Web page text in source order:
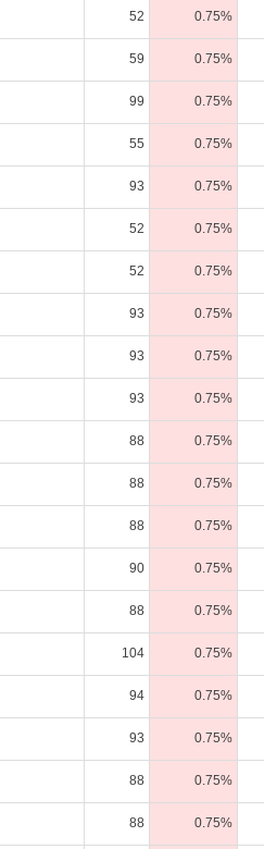
52 0.75%
59 0.75%
99 0.75%
55 0.75%
93 0.75%
52 0.75%
52 0.75%
93 0.75%
93 0.75%
93 0.75%
88 0.75%
88 0.75%
88 0.75%
90 0.75%
88 0.75%
104 0.75%
94 0.75%
93 0.75%
88 0.75%
88 0.75%